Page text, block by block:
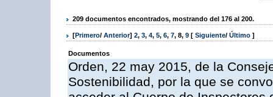
209 documentos encontrados, mostrando del 176 al 200.
[Primero/ Anterior] 2, 3, 4, 5, 6, 7, 8, 9 [ Siguiente/ Último ]
Documentos
Orden, 22 may 2015, de la
Sostenibilidad, por la que se